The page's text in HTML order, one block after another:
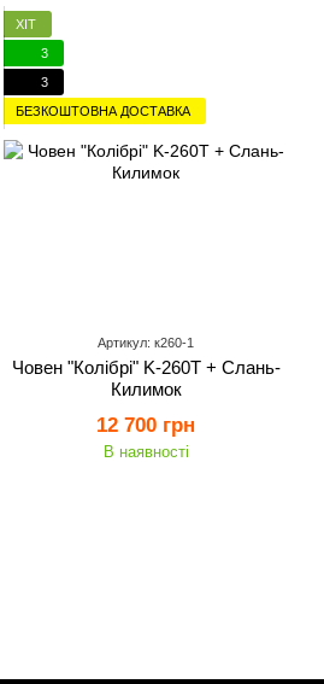
ХІТ
3
3
БЕЗКОШТОВНА ДОСТАВКА
Артикул: к260-1
Човен "Колібрі" K-260T + Слань-
Килимок
12 700 грн
В наявності